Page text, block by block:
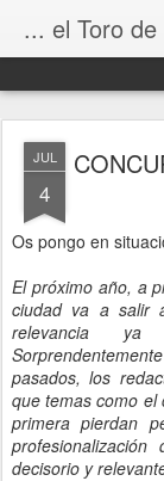
... el Toro
JUL
4
Os pongo en
El próximo año, a
ciudad va a salir
relevancia ya
pasados, los
que temas como el
primera pierdan
decisorio y